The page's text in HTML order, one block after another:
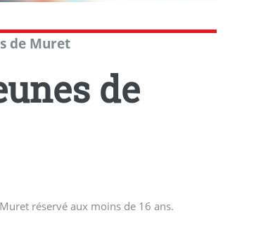
de Muret
de
réservé aux moins de 16 ans.